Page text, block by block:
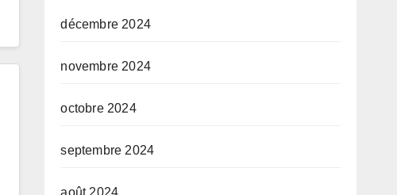
décembre 2024
novembre 2024
octobre 2024
septembre 2024
août 2024